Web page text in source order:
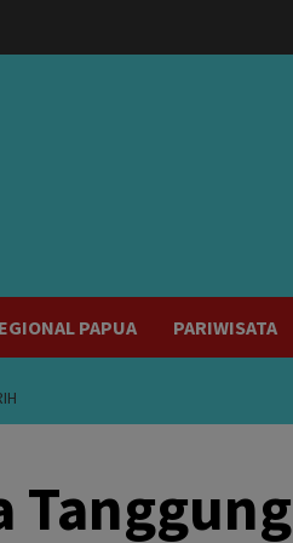
PAPUA PARIWISATA
Tanggung